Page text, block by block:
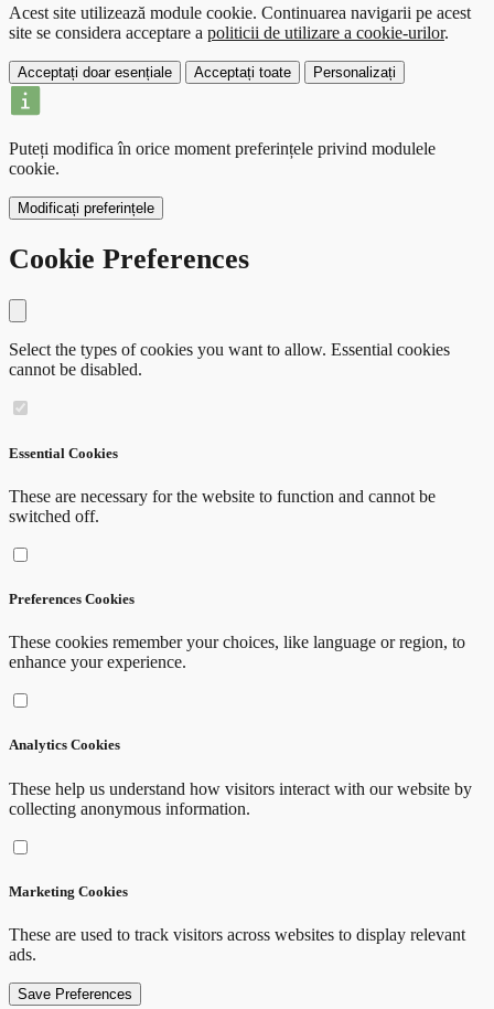
Acest site utilizează module cookie. Continuarea navigarii pe acest
site se considera acceptare a politicii de utilizare a cookie-urilor.
Acceptați doar esențiale Acceptați toate Personalizați
Puteți modifica în orice moment preferințele privind modulele
cookie.
Modificați preferințele
Cookie Preferences
Select the types of cookies you want to allow. Essential cookies
cannot be disabled.
Essential Cookies
These are necessary for the website to function and cannot be
switched off.
Preferences Cookies
These cookies remember your choices, like language or region, to
enhance your experience.
Analytics Cookies
These help us understand how visitors interact with our website by
collecting anonymous information.
Marketing Cookies
These are used to track visitors across websites to display relevant
ads.
Save Preferences